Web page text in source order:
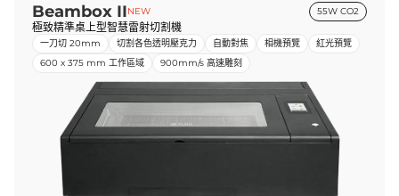
Beambox IINEW 55W CO2
極致精準桌上型智慧雷射切割機
一刀切 20mm 切割各色透明壓克力 自動對焦 相機預覽
紅光預覽
600 x 375 mm 工作區域
900mm/s 高速雕刻